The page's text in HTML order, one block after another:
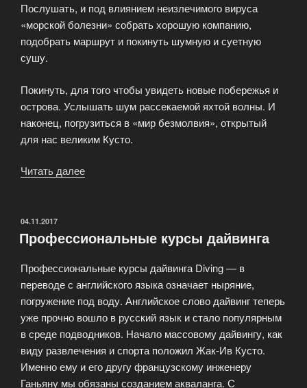
Послушать, и под влиянием неизлечимого вируса
«морской болезни» собрать хорошую компанию,
подобрать маршрут и покинуть шумную и суетную
сушу.
Покинуть, для того чтобы увидеть новые побережья и
острова. Услышать шум рассекаемой яхтой волны. И
наконец, погрузиться в «мир безмолвия», открытый
для нас великим Кусто.
Читать далее
ОПУБЛИКОВАНО
04.11.2017
Профессиональные курсы дайвинга
Профессиональные курсы дайвинга Diving — в
переводе с английского языка означает ныряние,
погружение под воду. Английское слово дайвинг теперь
уже прочно вошло в русский язык и стало популярным
в среде подводников. Начало массовому дайвингу, как
виду развлечения и спорта положил Жак-Ив Кусто.
Именно ему и его другу французскому инженеру
Ганьяну мы обязаны созданием акваланга. С